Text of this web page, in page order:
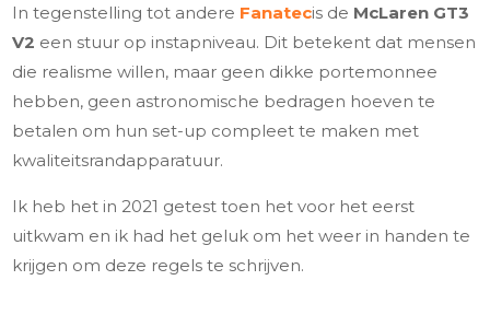
In tegenstelling tot andere Fanatecis de McLaren GT3
V2 een stuur op instapniveau. Dit betekent dat mensen
die realisme willen, maar geen dikke portemonnee
hebben, geen astronomische bedragen hoeven te
betalen om hun set-up compleet te maken met
kwaliteitsrandapparatuur.
Ik heb het in 2021 getest toen het voor het eerst
uitkwam en ik had het geluk om het weer in handen te
krijgen om deze regels te schrijven.